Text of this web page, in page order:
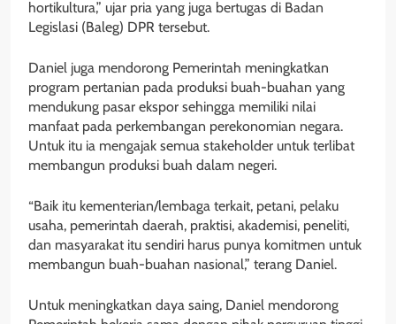
hortikultura,” ujar pria yang juga bertugas di Badan
Legislasi (Baleg) DPR tersebut.
Daniel juga mendorong Pemerintah meningkatkan
program pertanian pada produksi buah-buahan yang
mendukung pasar ekspor sehingga memiliki nilai
manfaat pada perkembangan perekonomian negara.
Untuk itu ia mengajak semua stakeholder untuk terlibat
membangun produksi buah dalam negeri.
“Baik itu kementerian/lembaga terkait, petani, pelaku
usaha, pemerintah daerah, praktisi, akademisi, peneliti,
dan masyarakat itu sendiri harus punya komitmen untuk
membangun buah-buahan nasional,” terang Daniel.
Untuk meningkatkan daya saing, Daniel mendorong